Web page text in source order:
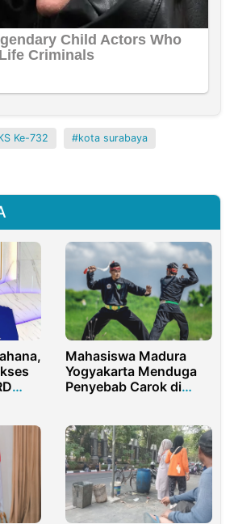
Ke-732 kota surabaya
Mahasiswa Madura
Yogyakarta Menduga
Penyebab Carok di